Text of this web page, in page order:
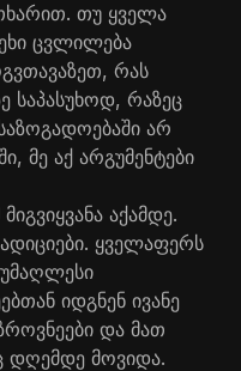
თუ ყველა
ცვლილება
რას
საპასუხოდ, რაზეც
არ
მე აქ არგუმენტები
აქამდე.
ყველაფერს
იდგნენ ივანე
და მათ
დღემდე მოვიდა.